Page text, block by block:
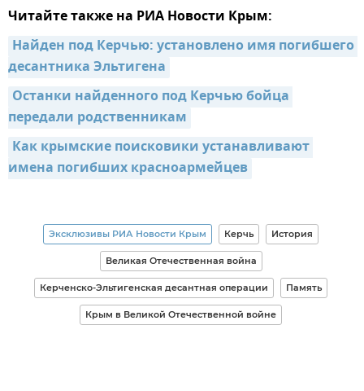
Читайте также на РИА Новости Крым:
Найден под Керчью: установлено имя погибшего
десантника Эльтигена
Останки найденного под Керчью бойца
передали родственникам
Как крымские поисковики устанавливают
имена погибших красноармейцев
Эксклюзивы РИА Новости Крым Керчь История
Великая Отечественная война
Керченско-Эльтигенская десантная операции Память
Крым в Великой Отечественной войне